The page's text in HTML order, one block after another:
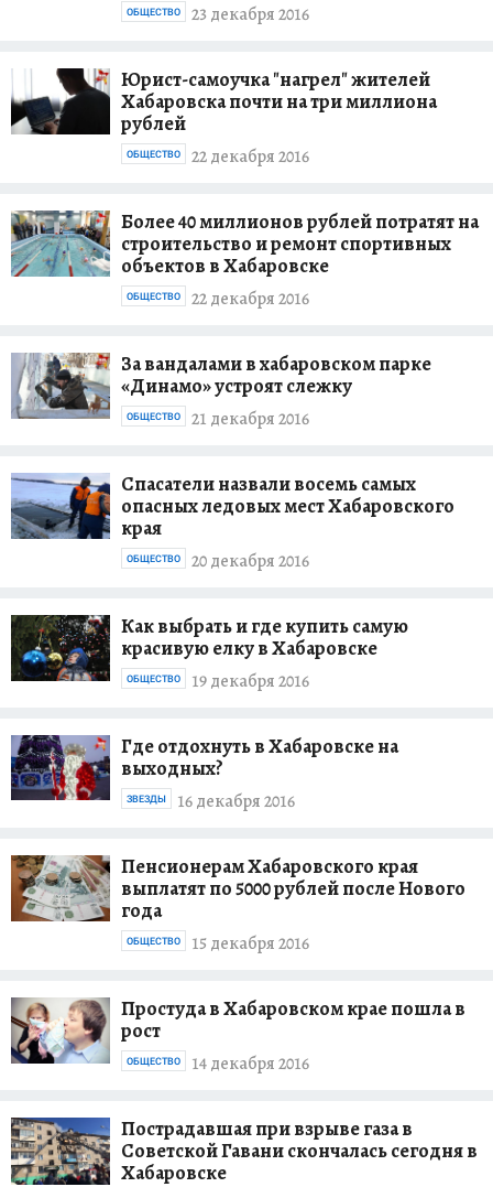
23 декабря 2016
ОБЩЕСТВО
Юрист-самоучка "нагрел" жителей
Хабаровска почти на три миллиона
рублей
22 декабря 2016
ОБЩЕСТВО
Более 40 миллионов рублей потратят на
строительство и ремонт спортивных
объектов в Хабаровске
22 декабря 2016
ОБЩЕСТВО
За вандалами в хабаровском парке
«Динамо» устроят слежку
21 декабря 2016
ОБЩЕСТВО
Спасатели назвали восемь самых
опасных ледовых мест Хабаровского
края
20 декабря 2016
ОБЩЕСТВО
Как выбрать и где купить самую
красивую елку в Хабаровске
19 декабря 2016
ОБЩЕСТВО
Где отдохнуть в Хабаровске на
выходных?
16 декабря 2016
ЗВЕЗДЫ
Пенсионерам Хабаровского края
выплатят по 5000 рублей после Нового
года
15 декабря 2016
ОБЩЕСТВО
Простуда в Хабаровском крае пошла в
рост
14 декабря 2016
ОБЩЕСТВО
Пострадавшая при взрыве газа в
Советской Гавани скончалась сегодня в
Хабаровске